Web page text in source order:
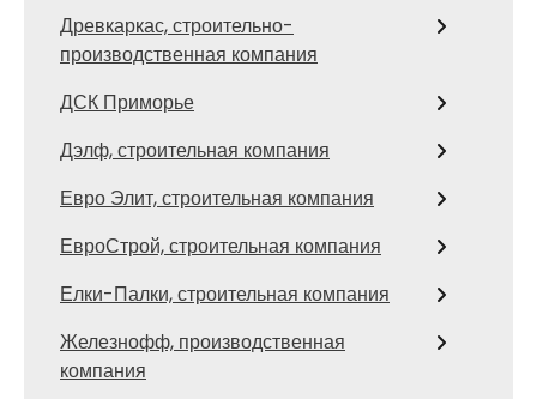
Древкаркас, строительно-
производственная компания
ДСК Приморье
Дэлф, строительная компания
Евро Элит, строительная компания
ЕвроСтрой, строительная компания
Елки-Палки, строительная компания
Железнофф, производственная
компания